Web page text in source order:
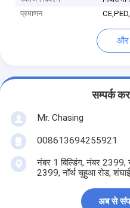
प्रमाणन
और
सम्पर्क
Mr. Chasing
008613694255921
नंबर 1 बिल्डिंग, नंबर 2399,
2399, नॉर्थ चुहुआ रोड,
अब से